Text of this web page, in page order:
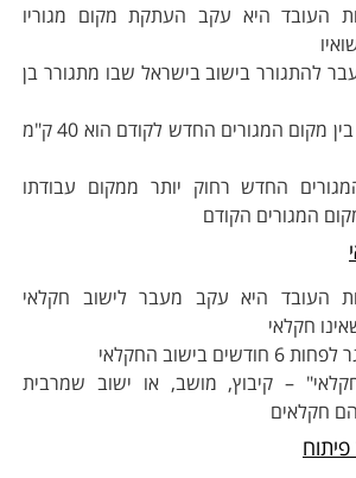
היא עקב העתקת מקום מגוריו
בישוב בישראל שבו מתגורר בן
המרחק בין מקום המגורים החדש לקודם הוא 40 ק"מ
החדש רחוק יותר ממקום עבודתו
המגורים הקודם
היא עקב מעבר לישוב חקלאי
חקלאי
החקלאי
– קיבוץ, מושב, או ישוב שמרבית
חקלאים